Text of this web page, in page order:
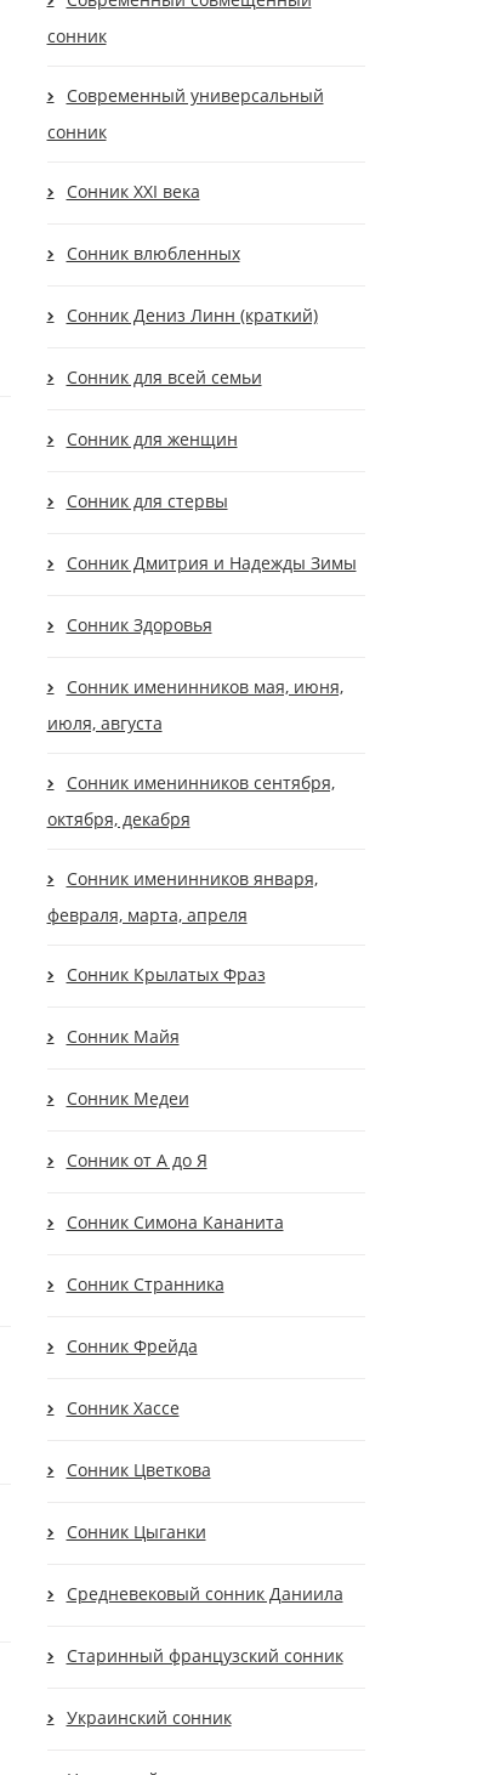
сонник
Современный универсальный
сонник
Сонник XXI века
Сонник влюбленных
Сонник Дениз Линн (краткий)
Сонник для всей семьи
Сонник для женщин
Сонник для стервы
Сонник Дмитрия и Надежды Зимы
Сонник Здоровья
Сонник именинников мая, июня,
июля, августа
Сонник именинников сентября,
октября, декабря
Сонник именинников января,
февраля, марта, апреля
Сонник Крылатых Фраз
Сонник Майя
Сонник Медеи
Сонник от А до Я
Сонник Симона Кананита
Сонник Странника
Сонник Фрейда
Сонник Хассе
Сонник Цветкова
Сонник Цыганки
Средневековый сонник Даниила
Старинный французский сонник
Украинский сонник